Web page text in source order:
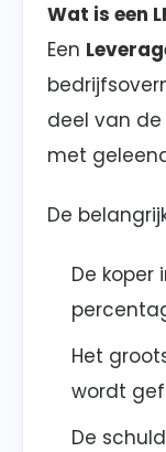
Wat is een
Een
deel van
met
De
De koper
Het
wordt
De